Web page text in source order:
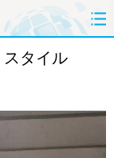
経済
スタイル